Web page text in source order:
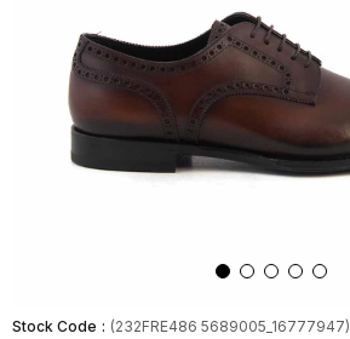
Stock Code (232FRE486 5689005_16777947)